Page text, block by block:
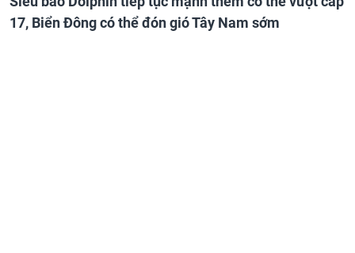
17, Biển Đông có thể đón gió Tây Nam sớm